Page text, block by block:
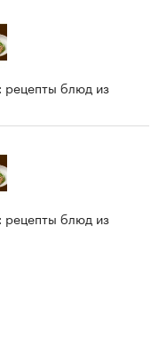
блюд из
блюд из